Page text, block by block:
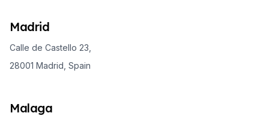
Madrid
Calle de Castello 23,
28001 Madrid, Spain
Malaga